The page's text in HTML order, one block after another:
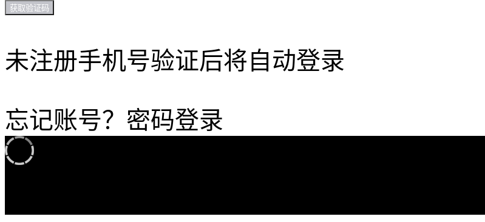
获取验证码
未注册手机号验证后将自动登录
忘记账号？ 密码登录